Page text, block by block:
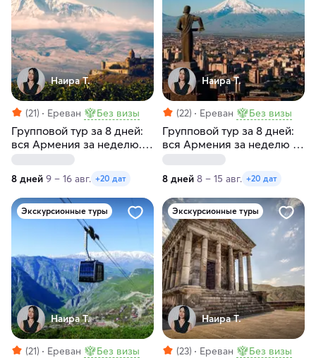
Наира Т.
(21) Ереван Без визы
Групповой тур за 8 дней:
вся Армения за неделю. С
8 дней 9 – 16 авг. +20 дат
Наира Т.
(22) Ереван Без визы
Групповой тур за 8 дней:
вся Армения за неделю с
8 дней 8 – 15 авг. +20 дат
Экскурсионные туры
Наира Т.
(21) Ереван Без визы
Экскурсионные туры
Наира Т.
(23) Ереван Без визы